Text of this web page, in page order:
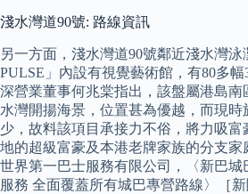
淺水灣道90號: 路線資訊
另一方面，淺水灣道90號鄰近淺水灣
PULSE」內設有視覺藝術館，有80多
深營業董事何兆棠指出，該盤屬港島
水灣開揚海景，位置甚為優越，而現
少，故料該項目承接力不俗，將力吸
地的超級富豪及本港老牌家族的分支
世界第一巴士服務有限公司，〈新巴城
服務 全面覆蓋所有城巴專營路線〉［